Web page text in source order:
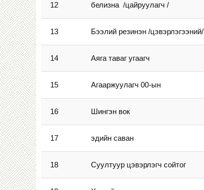
12 белизна /цайруулагч /
13 Бээлий резинэн /цэвэрлэгээний/
14 Аяга таваг угаагч
15 Агааржуулагч 00-ын
16 Шингэн вок
17 эдийн саван
18 Суултуур цэвэрлэгч сойтог